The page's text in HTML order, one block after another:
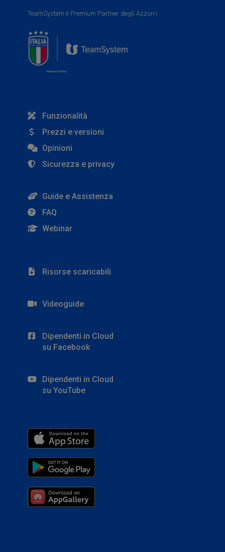
TeamSystem è Premium Partner degli Azzurri
Funzionalità
Prezzi e versioni
Opinioni
Sicurezza e privacy
Guide e Assistenza
FAQ
Webinar
Risorse scaricabili
Videoguide
Dipendenti in Cloud
su Facebook
Dipendenti in Cloud
su YouTube